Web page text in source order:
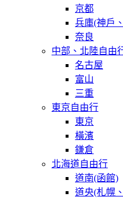
京都
兵庫(神戶
奈良
中部、北陸自由
名古屋
富山
三重
東京自由行
東京
橫濱
鎌倉
北海道自由行
道南(函館)
道央(札幌